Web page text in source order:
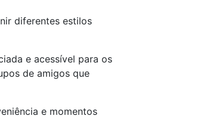
diferentes estilos
e acessível para os
de amigos que
e momentos